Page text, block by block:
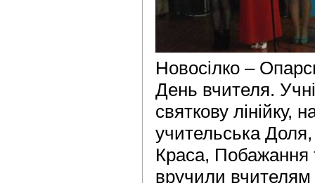
Новосілко –
День вчителя.
святкову лінійку,
учительська
Краса, Побажання
вручили вчителям